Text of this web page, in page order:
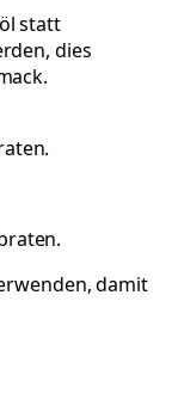
statt
dies
damit